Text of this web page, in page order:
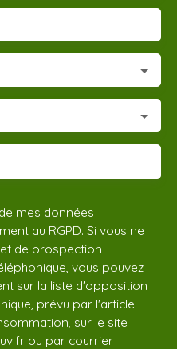
mes données
au RGPD. Si vous ne
de prospection
vous pouvez
sur la liste d'opposition
prévu par l'article
sur le site
ou par courrier